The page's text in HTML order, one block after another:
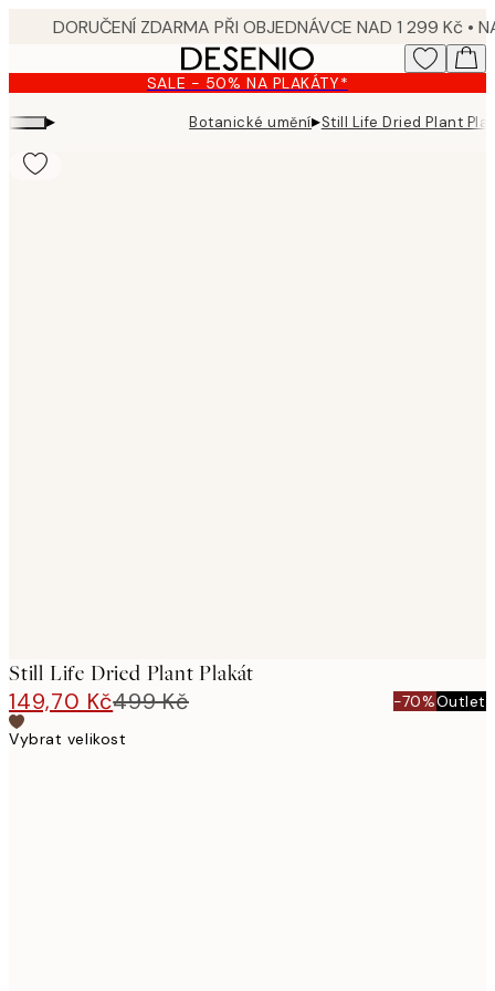
content.
SALE - 50% NA PLAKÁTY*
▸ Botanické umění▸Still Life Dried Plant
Still Life Dried Plant Plakát
149,70 Kč499 Kč -70%Outlet
Vybrat velikost